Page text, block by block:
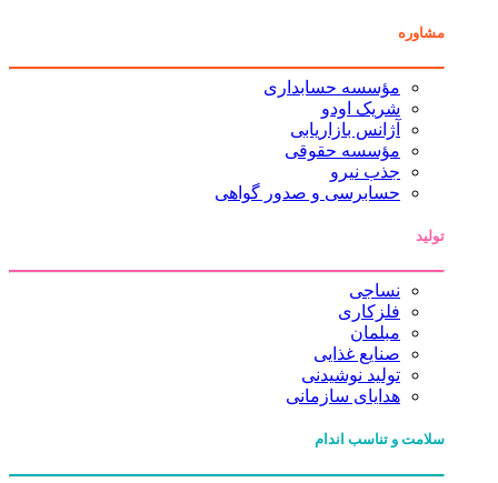
مشاوره
مؤسسه حسابداری
شریک اودو
آژانس بازاریابی
مؤسسه حقوقی
جذب نیرو
حسابرسی و صدور گواهی
تولید
نساجی
فلزکاری
مبلمان
صنایع غذایی
تولید نوشیدنی
هدایای سازمانی
سلامت و تناسب اندام